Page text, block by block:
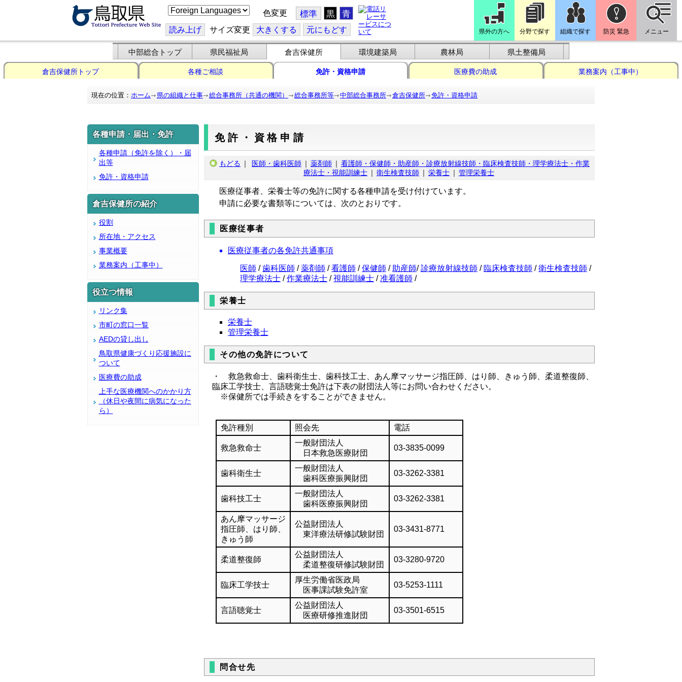
こ
の
ジ
を
翻
訳
色変更 標準 黒 青
読み上げ サイズ変更 大きくする 元にもどす 県外の方へ 分野で探す 組織で探す 防災 緊急 メニュー
中部総合トップ 県民福祉局 倉吉保健所 環境建築局 農林局 県土整備局
倉吉保健所トップ 各種ご相談 免許・資格申請 医療費の助成 業務案内（工事中）
現在の位置： ホーム 県の組織と仕事 総合事務所（共通の機関） 総合事務所等 中部総合事務所 倉吉保健所 免許・資格申請
各種申請・届出・免許
各種申請（免許を除く）・届
出等
免許・資格申請
倉吉保健所の紹介
役割
所在地・アクセス
事業概要
業務案内（工事中）
役立つ情報
リンク集
市町の窓口一覧
AEDの貸し出し
鳥取県健康づくり応援施設に
ついて
医療費の助成
上手な医療機関へのかかり方
（休日や夜間に病気になった
ら）
免許・資格申請
もどる ｜ 医師・歯科医師 ｜ 薬剤師 ｜ 看護師・保健師・助産師・診療放射線技師・臨床検査技師・理学療法士・作業
療法士・視能訓練士 ｜ 衛生検査技師 ｜ 栄養士 ｜ 管理栄養士
医療従事者、栄養士等の免許に関する各種申請を受け付けています。
申請に必要な書類等については、次のとおりです。
医療従事者
医療従事者の各免許共通事項
医師 /歯科医師 /薬剤師 /看護師 /保健師 / 助産師/診療放射線技師 / 臨床検査技師 /衛生検査技師 /
理学療法士 /作業療法士 /視能訓練士 /准看護師 /
栄養士
栄養士
管理栄養士
その他の免許について
・ 救急救命士、歯科衛生士、歯科技工士、あん摩マッサージ指圧師、はり師、きゅう師、柔道整復師、
臨床工学技士、言語聴覚士免許は下表の財団法人等にお問い合わせください。
※保健所では手続きをすることができません。
免許種別 照会先 電話
救急救命士
一般財団法人
日本救急医療財団
03-3835-0099
歯科衛生士
一般財団法人
歯科医療振興財団
03-3262-3381
歯科技工士
一般財団法人
歯科医療振興財団
03-3262-3381
あん摩マッサージ
指圧師、はり師、
きゅう師
公益財団法人
東洋療法研修試験財団
03-3431-8771
柔道整復師
公益財団法人
柔道整復研修試験財団
03-3280-9720
臨床工学技士
厚生労働省医政局
医事課試験免許室
03-5253-1111
言語聴覚士
公益財団法人
医療研修推進財団
03-3501-6515
問合せ先